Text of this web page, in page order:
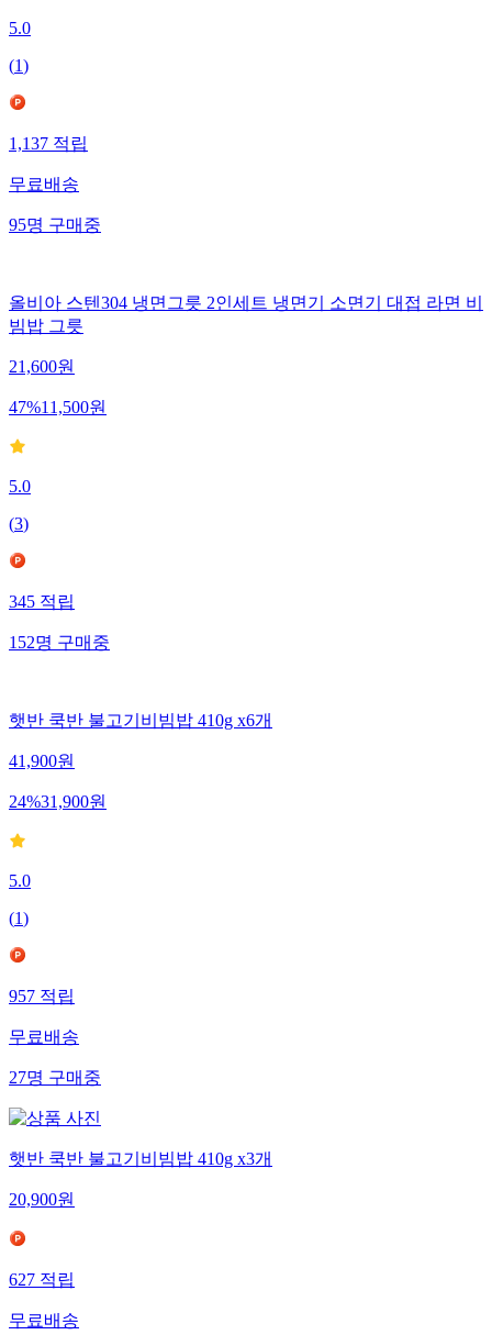
5.0
(1)
1,137적립
무료배송
95명구매중
올비아 스텐304 냉면그릇 2인세트 냉면기 소면기 대접 라면 비
빔밥 그릇
21,600원
47%11,500원
5.0
(3)
345적립
152명구매중
햇반 쿡반 불고기비빔밥 410g x6개
41,900원
24%31,900원
5.0
(1)
957적립
무료배송
27명구매중
햇반 쿡반 불고기비빔밥 410g x3개
20,900원
627적립
무료배송